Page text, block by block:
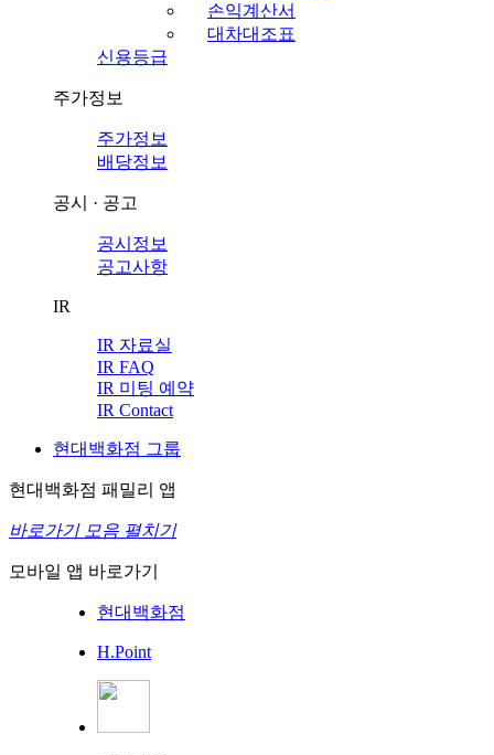
손익계산서
대차대조표
신용등급
주가정보
주가정보
배당정보
공시 · 공고
공시정보
공고사항
IR
IR 자료실
IR FAQ
IR 미팅 예약
IR Contact
현대백화점 그룹
현대백화점 패밀리 앱
바로가기 모음 펼치기
모바일 앱 바로가기
현대백화점
H.Point